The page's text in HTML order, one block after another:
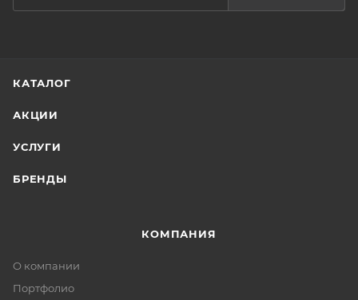
КАТАЛОГ
АКЦИИ
УСЛУГИ
БРЕНДЫ
КОМПАНИЯ
О компании
Портфолио